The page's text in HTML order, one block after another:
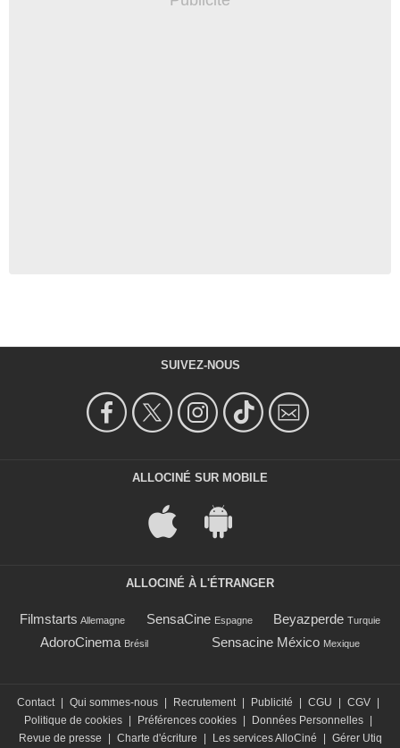
SUIVEZ-NOUS
ALLOCINÉ SUR MOBILE
ALLOCINÉ À L'ÉTRANGER
Filmstarts Allemagne SensaCine Espagne Beyazperde Turquie
AdoroCinema Brésil Sensacine México Mexique
Contact | Qui sommes-nous | Recrutement | Publicité | CGU | CGV |
Politique de cookies | Préférences cookies | Données Personnelles |
Revue de presse
| Charte d'écriture | Les services AlloCiné | Gérer Utiq